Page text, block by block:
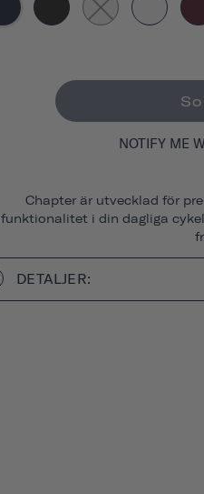
NOTIFY ME
Chapter är utvecklad för
funktionalitet i din dagliga
DETALJER: